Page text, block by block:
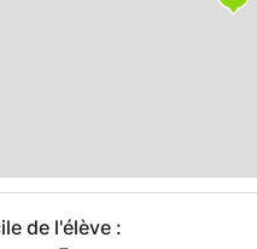
de l'élève :